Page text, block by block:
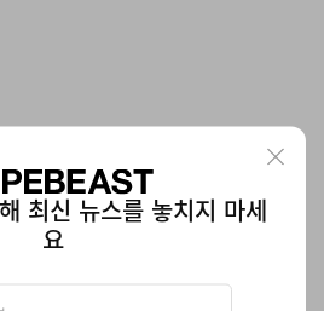
국 축구 국가대표팀 유니폼 공
최신 뉴스를 놓치지 마세
요